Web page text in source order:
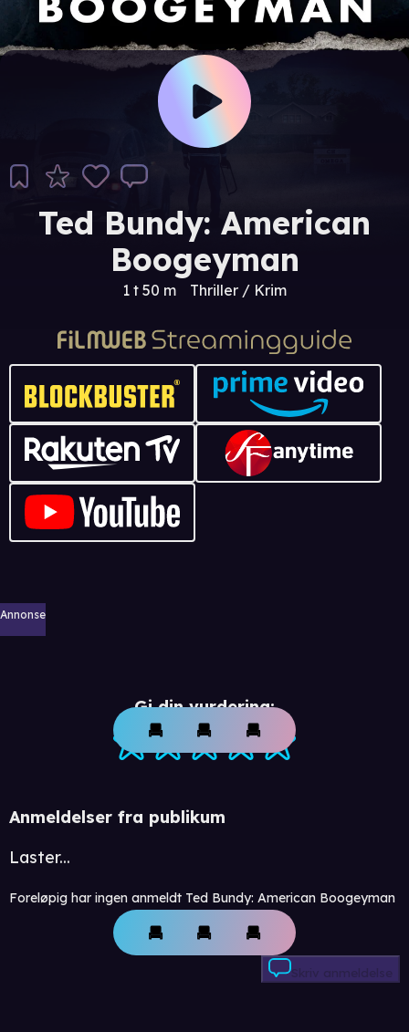
Ted Bundy: American
Boogeyman
1 t 50 m Thriller / Krim
Annonse
Gi din vurdering:
Anmeldelser fra publikum
Laster...
Foreløpig har ingen anmeldt Ted Bundy: American Boogeyman
Skriv anmeldelse